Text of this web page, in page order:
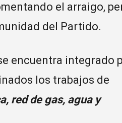
el arraigo,
del Partido.
encuentra integrado
los trabajos de
red de gas, agua y